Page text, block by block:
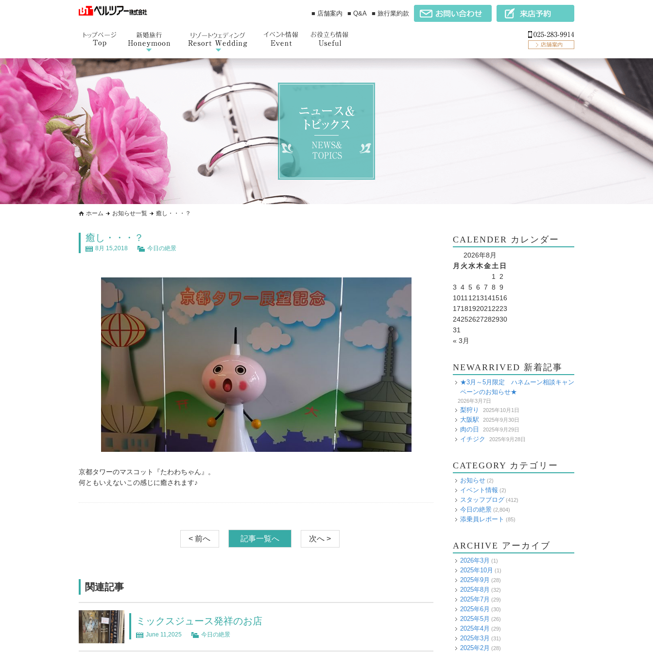
■ 店舗案内 ■ Q&A ■ 旅行業約款
ホーム お知らせ一覧 癒し・・・？
癒し・・・？
8月 15,2018 今日の絶景
京都タワーのマスコット『たわわちゃん』。
何ともいえないこの感じに癒されます♪
< 前へ 記事一覧へ 次へ >
関連記事
ミックスジュース発祥のお店
June 11,2025 今日の絶景
CALENDER カレンダー
2026年8月
月 火水木金土 日
1
2
3 4 5 6 7 8 9
1011 1213141516
1718192021 2223
24252627282930
31
« 3月
NEWARRIVED 新着記事
★3月～5月限定 ハネムーン相談キャン
ペーンのお知らせ★
2026年3月7日
梨狩り 2025年10月1日
大阪駅 2025年9月30日
肉の日 2025年9月29日
イチジク 2025年9月28日
CATEGORY カテゴリー
お知らせ (2)
イベント情報 (2)
スタッフブログ (412)
今日の絶景 (2,804)
添乗員レポート (85)
ARCHIVE アーカイブ
2026年3月 (1)
2025年10月 (1)
2025年9月 (28)
2025年8月 (32)
2025年7月 (29)
2025年6月 (30)
2025年5月 (26)
2025年4月 (29)
2025年3月 (31)
2025年2月 (28)